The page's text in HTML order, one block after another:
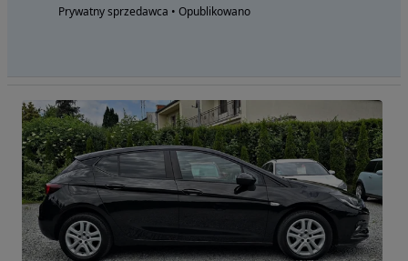
Prywatny sprzedawca • Opublikowano